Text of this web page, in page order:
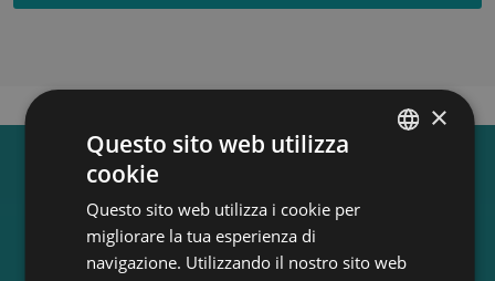
×
Questo sito web utilizza
cookie
Questo sito web utilizza i cookie per
migliorare la tua esperienza di
navigazione. Utilizzando il nostro sito web